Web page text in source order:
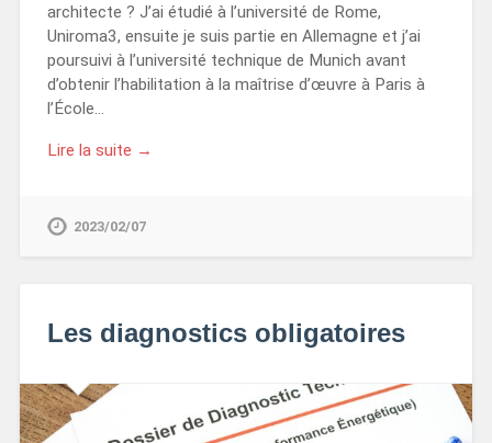
architecte ? J’ai étudié à l’université de Rome,
Uniroma3, ensuite je suis partie en Allemagne et j’ai
poursuivi à l’université technique de Munich avant
d’obtenir l’habilitation à la maîtrise d’œuvre à Paris à
l’École…
Lire la suite →
2023/02/07
Les diagnostics obligatoires